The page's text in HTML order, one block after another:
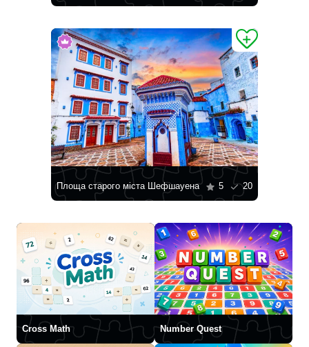
Площа старого міста Шефшауена 5 20
Cross Math Number Quest